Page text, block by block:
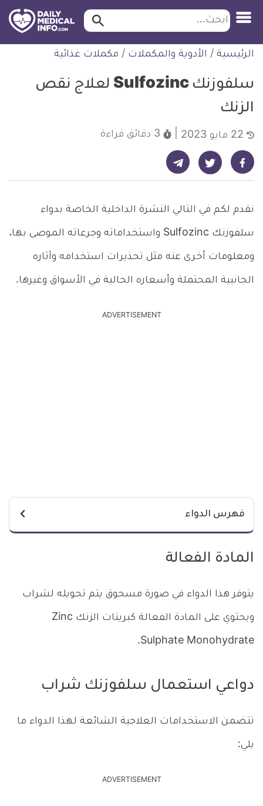
التخطي
للمحتوى
طبية
ابحث ابحث…
الرئيسية / الأدوية والمكملات / مكملات غذائية
سلفوزنك Sulfozinc لعلاج نقص
الزنك
3 دقائق قراءة
شارك على فيسبوك - ديلي ميديكال انفو شارك على تويتر - ديلي ميديكال انفو شارك على تيليجرام - ديلي ميديكال انفو
نقدم لكم في التالي النشرة الداخلية الخاصة بدواء
سلفوزنك Sulfozinc واستخداماته وجرعاته الموصى بها،
ومعلومات أخرى عنه مثل تحذيرات استخدامه وآثاره
الجانبية المحتملة وأسعاره الحالية في الأسواق وغيرها.
ADVERTISEMENT
فهرس الدواء
المادة الفعالة
يتوفر هذا الدواء في صورة مسحوق يتم تحويله لشراب
ويحتوي على المادة الفعالة كبريتات الزنك Zinc
Sulphate Monohydrate.
دواعي استعمال سلفوزنك شراب
تتضمن الاستخدامات العلاجية الشائعة لهذا الدواء ما
يلي:
ADVERTISEMENT